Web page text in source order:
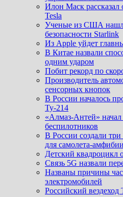
Илон Маск
Tesla
Ученые из США
безопасности Starlink
Из Apple уйдет
В Китае назвали
одним ударом
Побит рекорд по
Производитель
сенсорных кнопок
В России началось
Ту-214
«Алмаз-Антей» начал
беспилотников
В России создали
для самолета-амфибии
Детский квадроцикл
Связь 5G назвали
Названы причины
электромобилей
Российский